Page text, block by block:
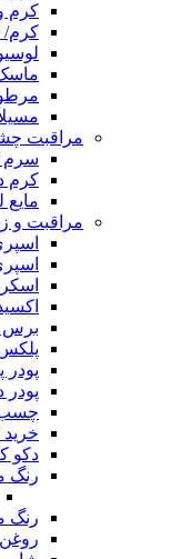
کرم
مراقبت
سرم
کرم
مایع
مراقبت و
برس
پلکس
پودر
چسب
خرید
دکو
رنگ
رنگ